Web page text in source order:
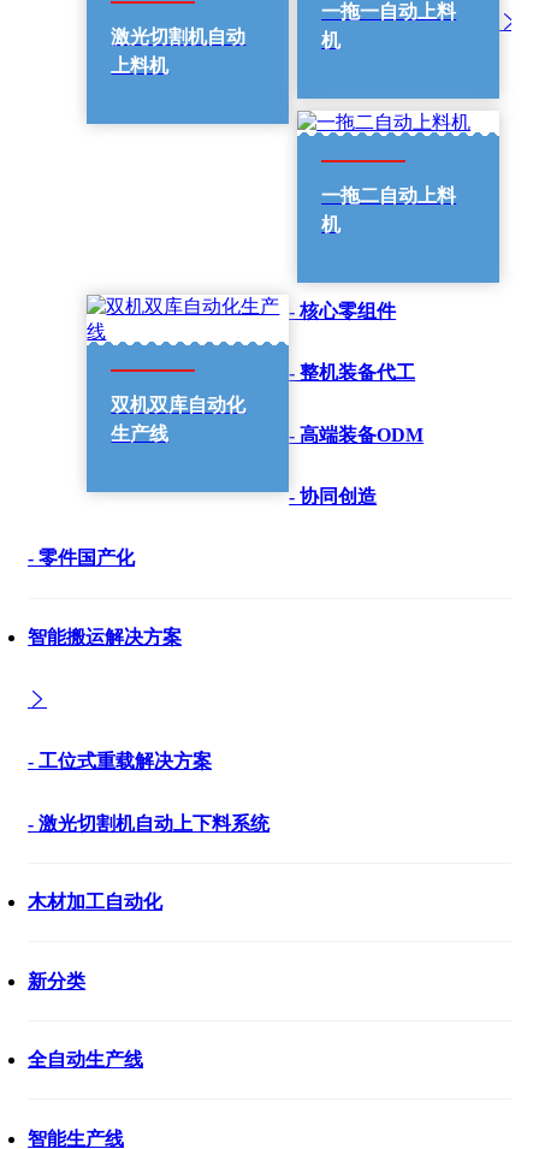
激光切割机自动
上料机
一拖一自动上料
机
一拖二自动上料
机
双机双库自动化
生产线
- 核心零组件
- 整机装备代工
- 高端装备ODM
- 协同创造
- 零件国产化
智能搬运解决方案
- 工位式重载解决方案
- 激光切割机自动上下料系统
木材加工自动化
新分类
全自动生产线
智能生产线